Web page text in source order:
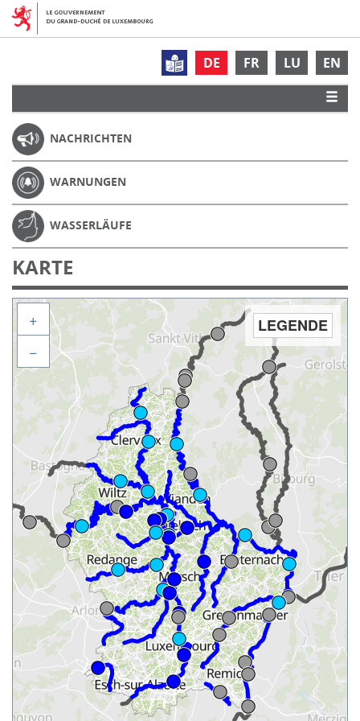
DE FR LU EN
NACHRICHTEN
WARNUNGEN
WASSERLÄUFE
KARTE
LEGENDE
+
−